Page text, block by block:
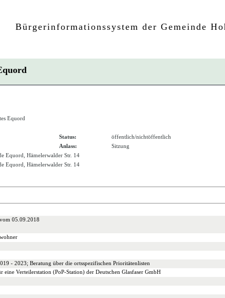
Bürgerinformationssystem der Gemeinde
Equord
Status:
öffentlich/nichtöffentlich
Anlass:
Sitzung
Equord, Hämelerwalder Str. 14
Equord, Hämelerwalder Str. 14
05.09.2018
- 2023; Beratung über die ortsspezifischen Prioritätenlisten
eine Verteilerstation (PoP-Station) der Deutschen Glasfaser GmbH